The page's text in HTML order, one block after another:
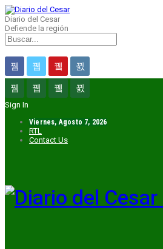
Diario del Cesar
Defiende la región
Sign In
Viernes, Agosto 7, 2026
RTL
Contact Us